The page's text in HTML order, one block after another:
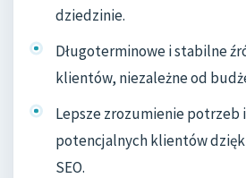
dziedzinie.
Długoterminowe i stabilne
klientów, niezależne od
Lepsze zrozumienie potrzeb
potencjalnych klientów
SEO.